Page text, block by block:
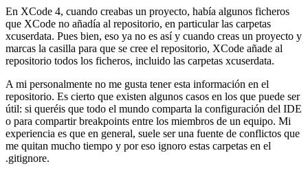
En XCode 4, cuando creabas un proyecto, había algunos ficheros
que XCode no añadía al repositorio, en particular las carpetas
xcuserdata. Pues bien, eso ya no es así y cuando creas un proyecto y
marcas la casilla para que se cree el repositorio, XCode añade al
repositorio todos los ficheros, incluido las carpetas xcuserdata.
A mi personalmente no me gusta tener esta información en el
repositorio. Es cierto que existen algunos casos en los que puede ser
útil: si queréis que todo el mundo comparta la configuración del IDE
o para compartir breakpoints entre los miembros de un equipo. Mi
experiencia es que en general, suele ser una fuente de conflictos que
me quitan mucho tiempo y por eso ignoro estas carpetas en el
.gitignore.